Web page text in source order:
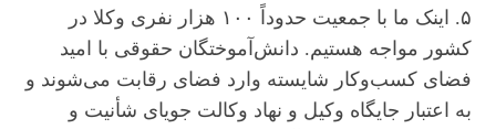
۵. اینک ما با جمعیت حدوداً ۱۰۰ هزار نفری وکلا در
کشور مواجه هستیم. دانش‌آموختگان حقوقی با امید
فضای کسب‌وکار شایسته وارد فضای رقابت می‌شوند و
به اعتبار جایگاه وکیل و نهاد وکالت جویای شأنیت و